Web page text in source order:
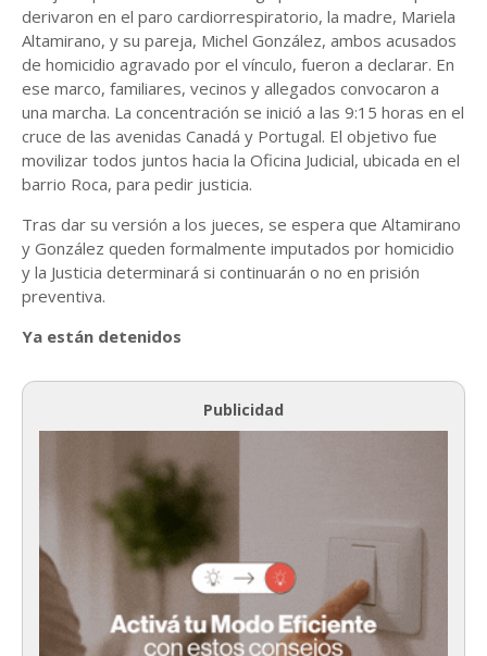
derivaron en el paro cardiorrespiratorio, la madre, Mariela
Altamirano, y su pareja, Michel González, ambos acusados
de homicidio agravado por el vínculo, fueron a declarar. En
ese marco, familiares, vecinos y allegados convocaron a
una marcha. La concentración se inició a las 9:15 horas en el
cruce de las avenidas Canadá y Portugal. El objetivo fue
movilizar todos juntos hacia la Oficina Judicial, ubicada en el
barrio Roca, para pedir justicia.
Tras dar su versión a los jueces, se espera que Altamirano
y González queden formalmente imputados por homicidio
y la Justicia determinará si continuarán o no en prisión
preventiva.
Ya están detenidos
Publicidad